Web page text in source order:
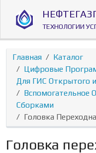
ТЕХНОЛОГИИ
Главная
Каталог
Цифровые
Для ГИС Открытого
Вспомогательное
Сборками
Головка
Головка